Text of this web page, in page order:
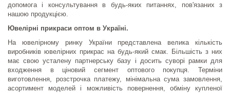
допомога і консультування в будь-яких питаннях, пов'язаних з
нашою продукцією.
Ювелірні прикраси оптом в Україні.
На ювелірному ринку України представлена велика кількість
виробників ювелірних прикрас на будь-який смак. Більшість з них
має свою усталену партнерську базу і досить суворі рамки для
входження в ціновий сегмент оптового покупця. Терміни
виготовлення, розстрочка платежу, мінімальна сума замовлення,
асортимент моделей і можливість повернення, обміну купленої